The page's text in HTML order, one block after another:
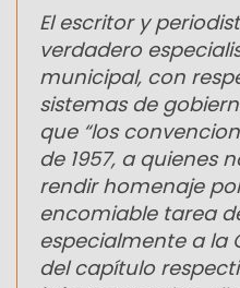
El escritor y
verdadero
municipal, con
sistemas de
que “los
de 1957, a quienes
rendir homenaje
encomiable tarea
especialmente a la
del capítulo